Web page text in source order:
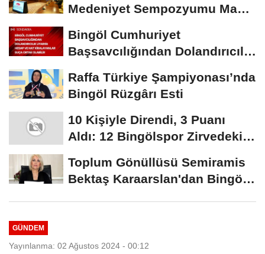
Medeniyet Sempozyumu Mayıs
Bingöl Cumhuriyet
Başsavcılığından Dolandırıcılık
Raffa Türkiye Şampiyonası’nda
Bingöl Rüzgârı Esti
10 Kişiyle Direndi, 3 Puanı
Aldı: 12 Bingölspor Zirvedeki
Toplum Gönüllüsü Semiramis
Bektaş Karaarslan'dan Bingöl
GÜNDEM
Yayınlanma: 02 Ağustos 2024 - 00:12